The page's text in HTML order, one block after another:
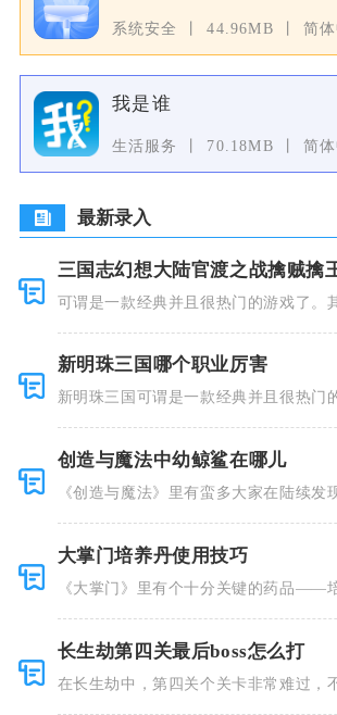
系统安全 44.96MB 简
我是谁
生活服务 70.18MB 简
最新录入
三国志幻想大陆官渡之战擒贼擒
可谓是一款经典并且很热门的游戏了。
新明珠三国哪个职业厉害
新明珠三国可谓是一款经典并且很热门
创造与魔法中幼鲸鲨在哪儿
《创造与魔法》里有蛮多大家在陆续发
大掌门培养丹使用技巧
《大掌门》里有个十分关键的药品——
长生劫第四关最后boss怎么打
在长生劫中，第四关个关卡非常难过，